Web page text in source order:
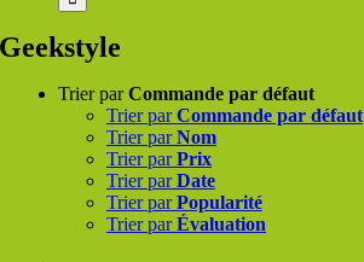
Geekstyle
Trier parCommande par défaut
Trier parCommande par défaut
Trier parNom
Trier parPrix
Trier parDate
Trier parPopularité
Trier parÉvaluation